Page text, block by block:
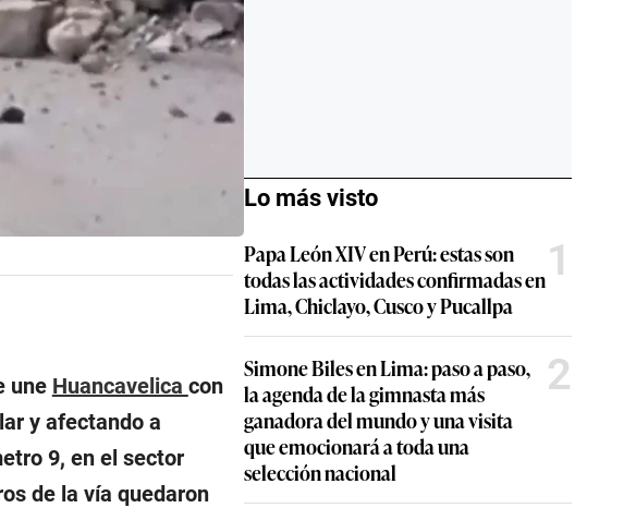
une Huancavelica con
y afectando a
9, en el sector
de la vía quedaron
Lo más visto
Papa León XIV en Perú: estas son
todas las actividades confirmadas en
Lima, Chiclayo, Cusco y Pucallpa
1
Simone Biles en Lima: paso a paso,
la agenda de la gimnasta más
ganadora del mundo y una visita
que emocionará a toda una
selección nacional
2